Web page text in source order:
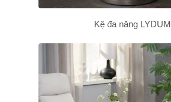
Kệ đa năng LYDUM